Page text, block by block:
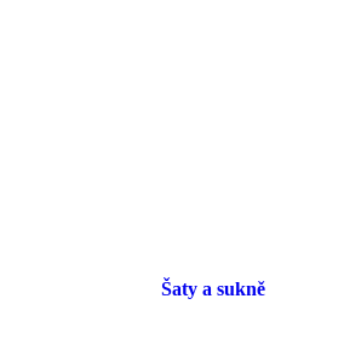
Šaty a sukně